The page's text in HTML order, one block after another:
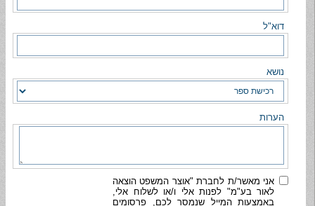
דוא"ל
נושא
הערות
אני מאשר/ת לחברת "אוצר המשפט הוצאה
לאור בע"מ" לפנות אלי ו/או לשלוח אלי,
באמצעות המייל שנמסר לכם, פרסומים